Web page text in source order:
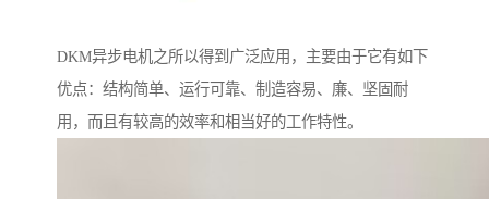
DKM异步电机之所以得到广泛应用，主要由于它有如下
优点：结构简单、运行可靠、制造容易、廉、坚固耐
用，而且有较高的效率和相当好的工作特性。